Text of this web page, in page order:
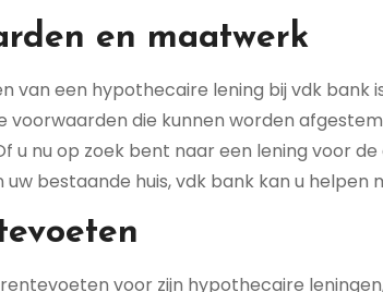
en maatwerk
van een hypothecaire lening bij vdk bank
voorwaarden die kunnen worden
u nu op zoek bent naar een lening voor
bestaande huis, vdk bank kan u helpen
voor zijn hypothecaire